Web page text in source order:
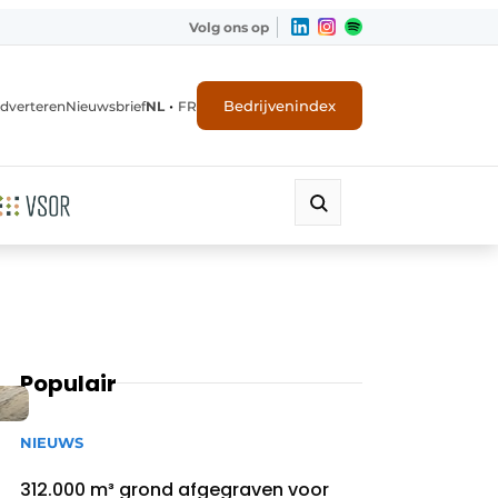
Volg ons op
NieuwsbriefNL • FR Bedrijvenindex
Populair
NIEUWS
312.000 m³ grond afgegraven voor